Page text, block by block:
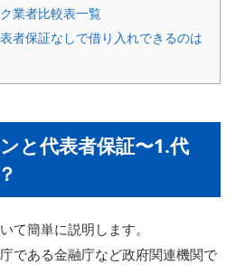
業者比較表一覧
者保証なしで借り入れできるのは
と代表者保証〜1.代
て簡単に説明します。
である金融庁など政府関連機関で